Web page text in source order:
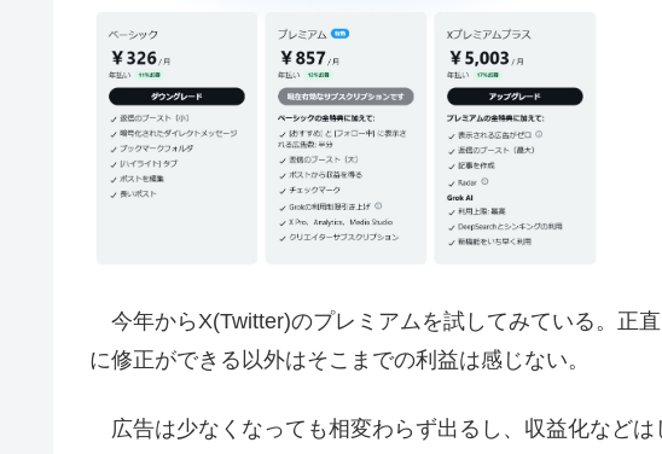
今年からX(Twitter)のプレミアムを試してみている。正
に修正ができる以外はそこまでの利益は感じない。
広告は少なくなっても相変わらず出るし、収益化など